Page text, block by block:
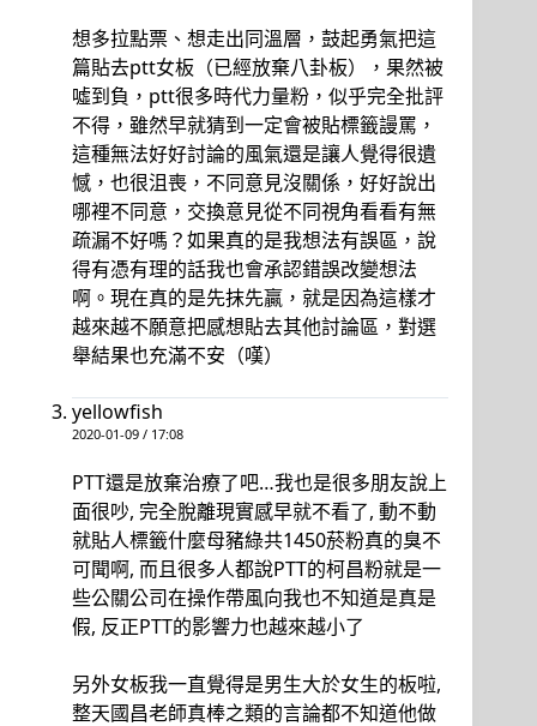
想多拉點票、想走出同溫層，鼓起勇氣把這
篇貼去ptt女板（已經放棄八卦板），果然被
噓到負，ptt很多時代力量粉，似乎完全批評
不得，雖然早就猜到一定會被貼標籤謾罵，
這種無法好好討論的風氣還是讓人覺得很遺
憾，也很沮喪，不同意見沒關係，好好說出
哪裡不同意，交換意見從不同視角看看有無
疏漏不好嗎？如果真的是我想法有誤區，說
得有憑有理的話我也會承認錯誤改變想法
啊。現在真的是先抹先贏，就是因為這樣才
越來越不願意把感想貼去其他討論區，對選
舉結果也充滿不安（嘆）
yellowfish
2020-01-09 / 17:08
PTT還是放棄治療了吧…我也是很多朋友說上
面很吵, 完全脫離現實感早就不看了, 動不動
就貼人標籤什麼母豬綠共1450菸粉真的臭不
可聞啊, 而且很多人都說PTT的柯昌粉就是一
些公關公司在操作帶風向我也不知道是真是
假, 反正PTT的影響力也越來越小了
另外女板我一直覺得是男生大於女生的板啦,
整天國昌老師真棒之類的言論都不知道他做